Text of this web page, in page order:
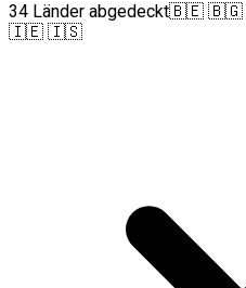
34 Länder abgedeckt🇧🇪 🇧🇬
🇮🇪 🇮🇸